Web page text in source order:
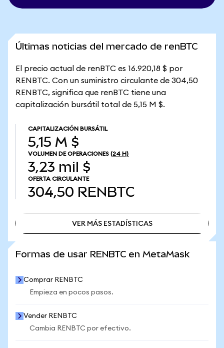
Últimas noticias del mercado de renBTC
El precio actual de renBTC es 16.920,18 $ por
RENBTC. Con un suministro circulante de 304,50
RENBTC, significa que renBTC tiene una
capitalización bursátil total de 5,15 M $.
CAPITALIZACIÓN BURSÁTIL
5,15 M $
VOLUMEN DE OPERACIONES (24 H)
3,23 mil $
OFERTA CIRCULANTE
304,50 RENBTC
VER MÁS ESTADÍSTICAS
Formas de usar RENBTC en MetaMask
Comprar RENBTC
Empieza en pocos pasos.
Vender RENBTC
Cambia RENBTC por efectivo.